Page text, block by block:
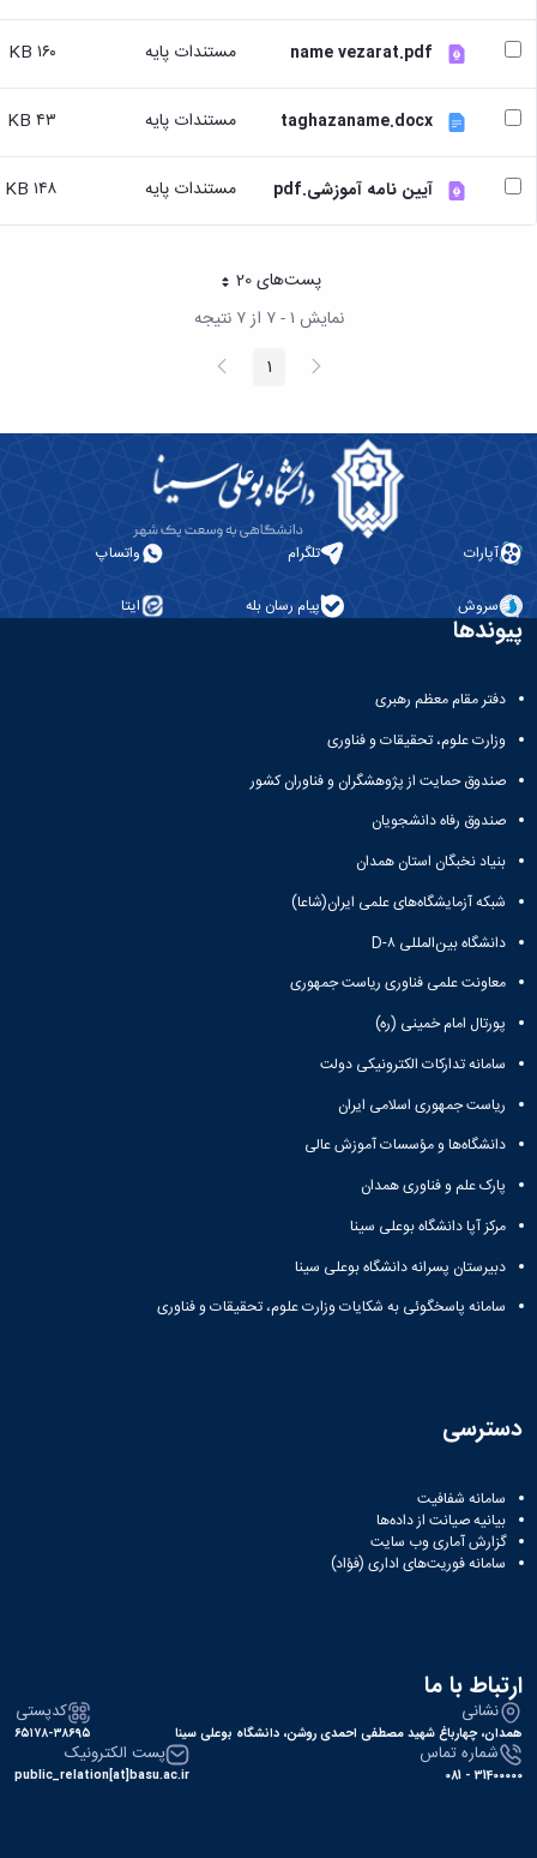
راهنمایی
تحصیلی
name vezarat.pdf مستندات پایه ۱۶۰ KB
taghazaname.docx مستندات پایه ۴۳ KB
آیین نامه آموزشی.pdf مستندات پایه ۱۴۸ KB
پست‌‌های 20هر صفحه
نمایش ۱ - ۷ از ۷ نتیجه
پیغام
قبلی صفحه1 صفحه
بعد
آپارات تلگرام واتساپ
سروش پیام رسان بله ایتا
پیوندها
دفتر مقام معظم رهبری
وزارت علوم، تحقیقات و فناوری
صندوق حمایت از پژوهشگران و فناوران کشور
صندوق رفاه دانشجویان
بنیاد نخبگان استان همدان
شبکه آزمایشگاه‌های علمی ایران(شاعا)
دانشگاه بین‌المللی D-۸
معاونت علمی فناوری ریاست جمهوری
پورتال امام خمینی (ره)
سامانه تدارکات الکترونیکی دولت
ریاست جمهوری اسلامی ایران
دانشگاه‌ها و مؤسسات آموزش عالی
پارک علم و فناوری همدان
مرکز آپا دانشگاه بوعلی سینا
دبیرستان پسرانه دانشگاه بوعلی سینا
سامانه پاسخگوئی به شکایات وزارت علوم، تحقیقات و فناوری
دسترسی
سامانه شفافیت
بیانیه صیانت از داده‌ها
گزارش آماری وب‌ سایت
سامانه فوریت‌های اداری (فؤاد)
ارتباط با ما
نشانی
همدان، چهارباغ شهید مصطفی احمدی روشن، دانشگاه بوعلی سینا
کدپستی
۶۵۱۷۸-۳۸۶۹۵
شماره تماس
31400000 - 081
پست الکترونیک
public_relation[at]basu.ac.ir